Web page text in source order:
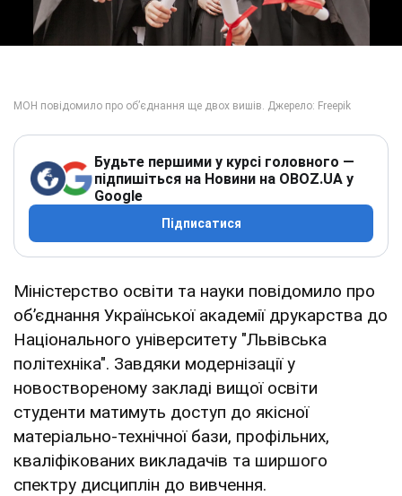
Будьте першими у курсі головного —
підпишіться на Новини на OBOZ.UA у
Google
Підписатися
Міністерство освіти та науки повідомило про
обʼєднання Української академії друкарства до
Національного університету "Львівська
політехніка". Завдяки модернізації у
новоствореному закладі вищої освіти
студенти матимуть доступ до якісної
матеріально-технічної бази, профільних,
кваліфікованих викладачів та ширшого
спектру дисциплін до вивчення.